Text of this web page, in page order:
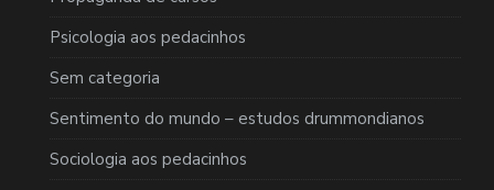
Psicologia aos pedacinhos
Sem categoria
Sentimento do mundo – estudos drummondianos
Sociologia aos pedacinhos